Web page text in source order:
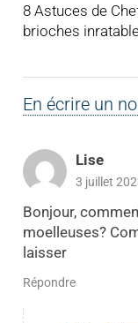
8 Astuces de
brioches
En écrire un
Lise
3 juillet
Bonjour,
moelleuses?
laisser
Répondre